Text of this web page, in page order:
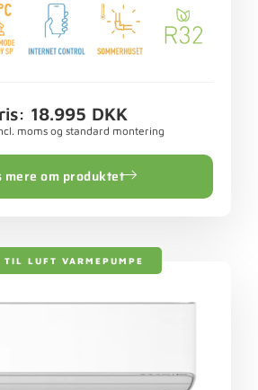
18.995 DKK
moms og standard montering
mere om produktet
TIL LUFT VARMEPUMPE